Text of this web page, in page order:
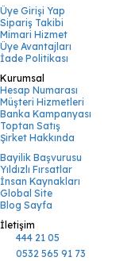
Üye Girişi Yap
Sipariş Takibi
Mimari Hizmet
Üye Avantajları
İade Politikası
Kurumsal
Hesap Numarası
Müşteri Hizmetleri
Banka Kampanyası
Toptan Satış
Şirket Hakkında
Bayilik Başvurusu
Yıldızlı Fırsatlar
İnsan Kaynakları
Global Site
Blog Sayfa
İletişim
444 21 05
0532 565 91 73